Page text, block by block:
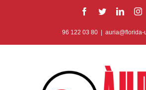
Facebook
Twitter
96 122 03 80 auria@florida-